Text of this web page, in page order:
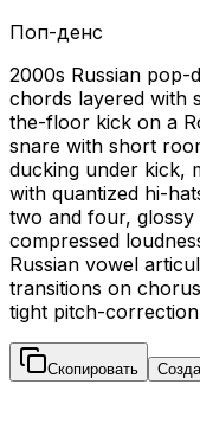
Поп-денс
2000s Russian pop-
chords layered with
the-floor kick on a
snare with short
ducking under kick,
with quantized hi-
two and four,
compressed
Russian vowel
transitions on
tight pitch-
Скопировать